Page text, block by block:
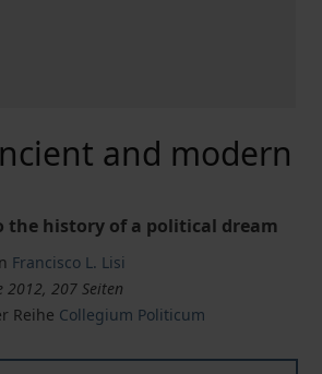
and modern
the history of a political dream
Francisco L. Lisi
2012, 207 Seiten
Reihe Collegium Politicum